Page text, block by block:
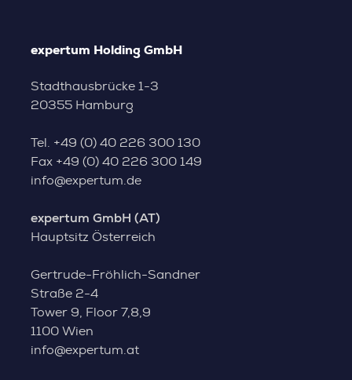
expertum Holding GmbH
Stadthausbrücke 1-3
20355 Hamburg
Tel. +49 (0) 40 226 300 130
Fax +49 (0) 40 226 300 149
info@expertum.de
expertum GmbH (AT)
Hauptsitz Österreich
Gertrude-Fröhlich-Sandner
Straße 2-4
Tower 9, Floor 7,8,9
1100 Wien
info@expertum.at